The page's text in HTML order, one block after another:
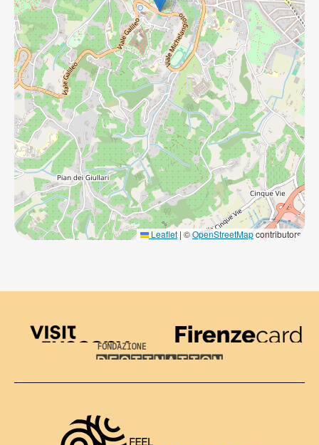
Leaflet | ©OpenStreetMapcontributors
Visit Tuscany
Firenze Card
Destination Florence